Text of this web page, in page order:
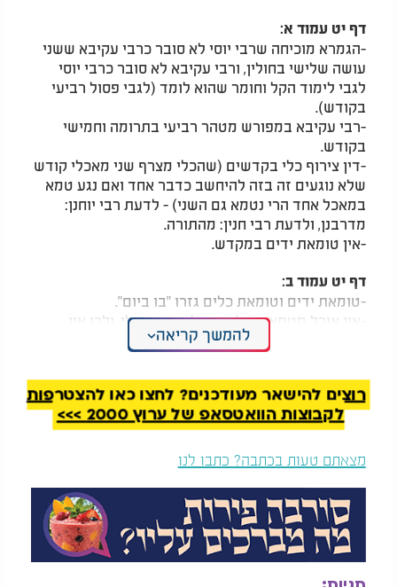
דף יט עמוד א:
-הגמרא מוכיחה שרבי יוסי לא סובר כרבי עקיבא ששני
עושה שלישי בחולין, ורבי עקיבא לא סובר כרבי יוסי
לגבי לימוד הקל וחומר שהוא לומד (לגבי פסול רביעי
בקודש).
-רבי עקיבא במפורש מטהר רביעי בתרומה וחמישי
בקודש.
-דין צירוף כלי בקדשים (שהכלי מצרף שני מאכלי קודש
שלא נוגעים זה בזה להיחשב כדבר אחד ואם נגע טמא
במאכל אחד הרי נטמא גם השני) - לדעת רבי יוחנן:
מדרבנן, ולדעת רבי חנין: מהתורה.
-אין טומאת ידים במקדש.
דף יט עמוד ב:
-טומאת ידים וטומאת כלים גזרו "בו ביום".
-אין אוכל מטמא אוכל ואין כלי מטמא כלי, ולכן אין
הסכין נטמא גם בחולין ולא רק במקדש, במקרה האמור
-לא גזרו על ספק הרוקין שבירושלים (אפילו אם ראינו
שעבר זב באותו מקום), ולא גזרו על ספק הכלים
שבירושלים (חוץ מכלים שבדרך הירידה לבית
הטבילה).
-רב אשי מדייק מדברי רב שהעזרה נחשבת לרשות
להמשך קריאה
רוצים להישאר מעודכנים? לחצו כאן להצטרפות
לקבוצות הוואטסאפ של ערוץ 2000 >>>
מצאתם טעות בכתבה? כתבו לנו